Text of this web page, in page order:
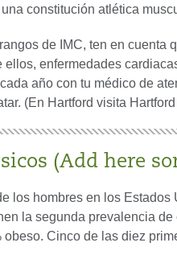
constitución atlética
de IMC, ten en cuenta
ellos, enfermedades
año con tu médico de
(En Hartford visita
(Add here
los hombres en los
la segunda prevalencia
obeso. Cinco de las diez